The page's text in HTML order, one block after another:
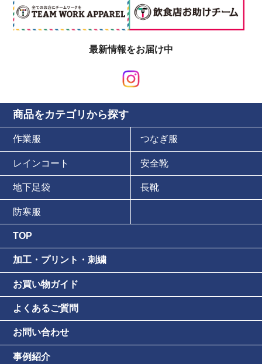
TOP
加工・プリント・刺繍
お買い物ガイド
よくあるご質問
お問い合わせ
事例紹介
最新情報をお届け中
商品をカテゴリから探す
作業服 つなぎ服
レインコート 安全靴
地下足袋 長靴
防寒服